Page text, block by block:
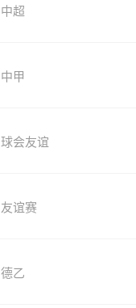
中超
中甲
球会友谊
友谊赛
德乙